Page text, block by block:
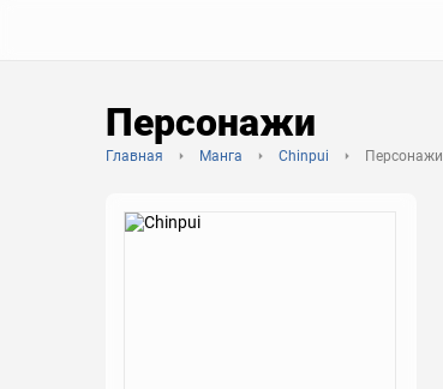
Персонажи
Главная Манга Chinpui Персонажи